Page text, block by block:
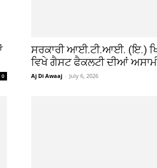
0
ਸਰਕਾਰੀ ਆਈ.ਟੀ.ਆਈ. (ਇ.)
ਵਿਖੇ ਗੈਸਟ ਫੈਕਲਟੀ ਦੀਆਂ
Aj Di Awaaj - July 6, 2026